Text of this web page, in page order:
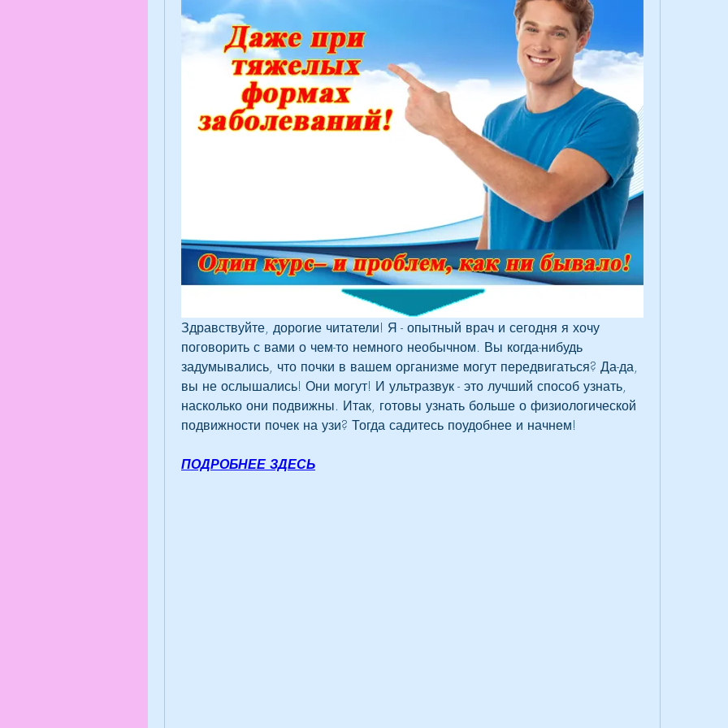
Здравствуйте, дорогие читатели! Я - опытный врач и сегодня я хочу
поговорить с вами о чем-то немного необычном. Вы когда-нибудь
задумывались, что почки в вашем организме могут передвигаться? Да-да,
вы не ослышались! Они могут! И ультразвук - это лучший способ узнать,
насколько они подвижны. Итак, готовы узнать больше о физиологической
подвижности почек на узи? Тогда садитесь поудобнее и начнем!
ПОДРОБНЕЕ ЗДЕСЬ